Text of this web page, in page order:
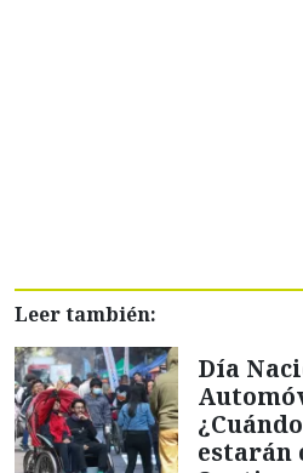
Leer también:
Día
estarán